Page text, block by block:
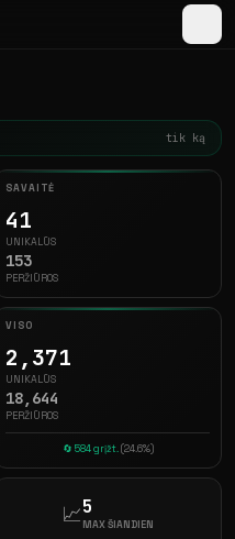
prieš 5 s
SAVAITĖ
41
UNIKALŪS
153
PERŽIŪROS
VISO
2,371
UNIKALŪS
18,644
PERŽIŪROS
🔄 584 grįžt.(24.6%)
📈5
MAX ŠIANDIEN